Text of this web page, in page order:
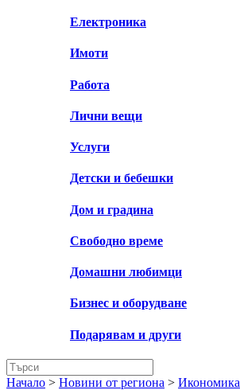
Електроника
Имоти
Работа
Лични вещи
Услуги
Детски и бебешки
Дом и градина
Свободно време
Домашни любимци
Бизнес и оборудване
Подарявам и други
Начало > Новини от региона > Икономика